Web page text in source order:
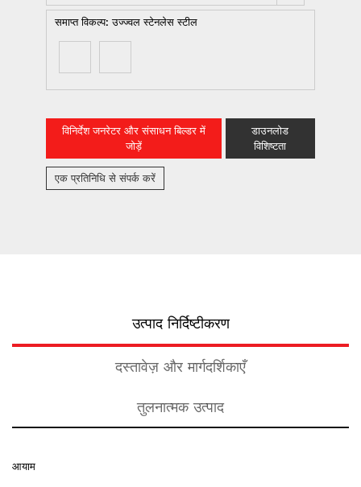
समाप्त विकल्प:उज्ज्वल स्टेनलेस स्टील
विनिर्देश जनरेटर और संसाधन बिल्डर में
जोड़ें
डाउनलोड
विशिष्टता
एक प्रतिनिधि से संपर्क करें
उत्पाद निर्दिष्टीकरण
दस्तावेज़ और मार्गदर्शिकाएँ
तुलनात्मक उत्पाद
आयाम